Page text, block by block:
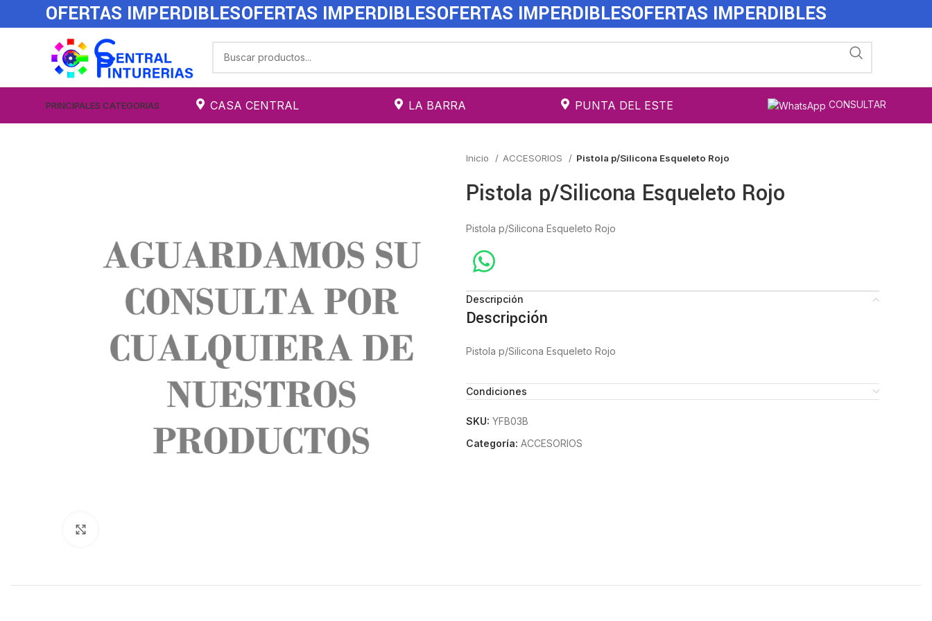
OFERTAS IMPERDIBLESOFERTAS IMPERDIBLESOFERTAS IMPERDIBLESOFERTAS IMPERDIBLES
PRINCIPALES CATEGORIAS CASA CENTRAL LA BARRA PUNTA DEL ESTE CONSULTAR
Inicio ACCESORIOS Pistola p/Silicona Esqueleto Rojo
Pistola p/Silicona Esqueleto Rojo
Pistola p/Silicona Esqueleto Rojo
Descripción
Descripción
Pistola p/Silicona Esqueleto Rojo
Condiciones
SKU: YFB03B
Categoría: ACCESORIOS